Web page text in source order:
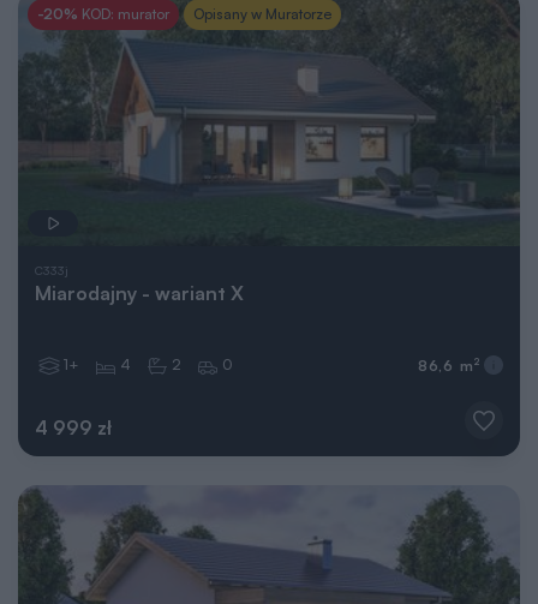
-20% KOD: murator Opisany w Muratorze
C333j
Miarodajny - wariant X
4 999 zł
1+ 4 2 0 86,6 m 2